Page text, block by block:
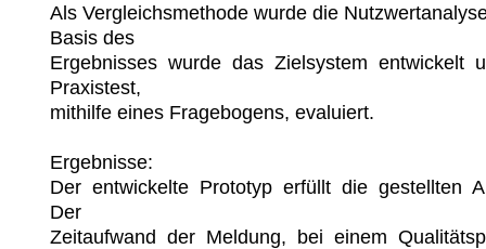
Als Vergleichsmethode wurde die
Basis des
Ergebnisses  wurde  das  Zielsystem  entwickelt
Praxistest,
mithilfe eines Fragebogens, evaluiert.
Ergebnisse:
Der  entwickelte  Prototyp  erfüllt  die  gestellten
Der
Zeitaufwand  der  Meldung,  bei  einem